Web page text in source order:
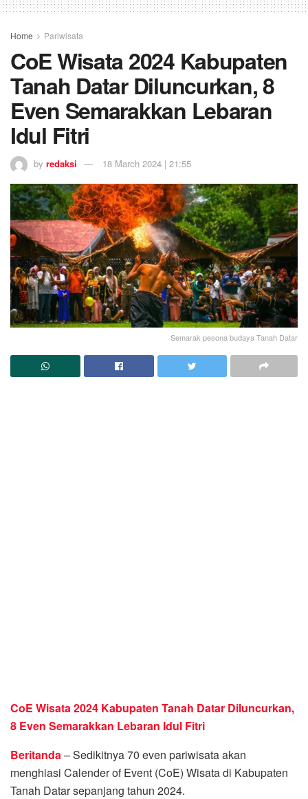
Home Pariwisata
CoE Wisata 2024 Kabupaten
Tanah Datar Diluncurkan, 8
Even Semarakkan Lebaran
Idul Fitri
by redaksi 18 March 2024 | 21:55
Semarak pesona budaya Tanah Datar
CoE Wisata 2024 Kabupaten Tanah Datar Diluncurkan,
8 Even Semarakkan Lebaran Idul Fitri
Beritanda– Sedikitnya 70 even pariwisata akan
menghiasi Calender of Event (CoE) Wisata di Kabupaten
Tanah Datar sepanjang tahun 2024.